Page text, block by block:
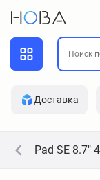
Доставка
Pad SE 8.7"